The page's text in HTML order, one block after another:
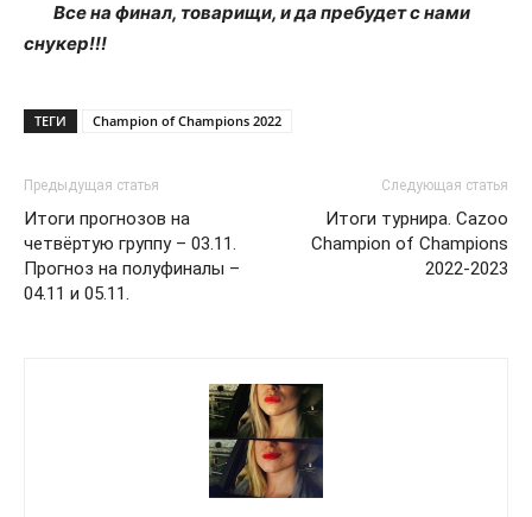
Все на финал, товарищи, и да пребудет с нами
снукер!!!
ТЕГИ Champion of Champions 2022
Предыдущая статья
Итоги прогнозов на
четвёртую группу – 03.11.
Прогноз на полуфиналы –
04.11 и 05.11.
Следующая статья
Итоги турнира. Cazoo
Champion of Champions
2022-2023